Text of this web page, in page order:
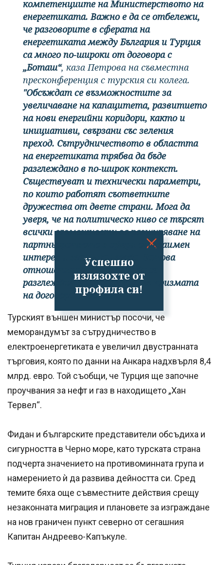
Успешно
излязохте от
профила си!
компетенциите на Министерството на
енергетиката. Важно е да се отбележи,
че разговорите в сферата на
енергетиката между България и Турция
са много по-широки от договора с
„Боташ“, каза Петрова на съвместна
пресконференция с турския си колега.
"Обсъждат се възможностите за
увеличаване на капацитета, развитието
на нови енергийни коридори, както и
инициативи, свързани със зеления
преход. Сътрудничеството в областта
на енергетиката трябва да бъде
разглеждано в по-широк контекст.
Съществуват и технически параметри,
по които работят съответните
дружества от двете страни. Мога да
уверя, че на политическо ниво се търсят
всички възможности за разширяване на
партньорството в сфери от взаимен
интерес и взаимна изгода. Затова
отношенията ни не бива да се
разглеждат единствено през призмата
на договора с „Боташ“.
Турският външен министър посочи, че
меморандумът за сътрудничество в
електроенергетиката е увеличил двустранната
търговия, която по данни на Анкара надхвърля 8,4
млрд. евро. Той съобщи, че Турция ще започне
проучвания за нефт и газ в находището „Хан
Тервел“.
Фидан и българските представители обсъдиха и
сигурността в Черно море, като турската страна
подчерта значението на противоминната група и
намерението ѝ да развива дейността си. Сред
темите бяха още съвместните действия срещу
незаконната миграция и плановете за изграждане
на нов граничен пункт северно от сегашния
Капитан Андреево-Капъкуле.